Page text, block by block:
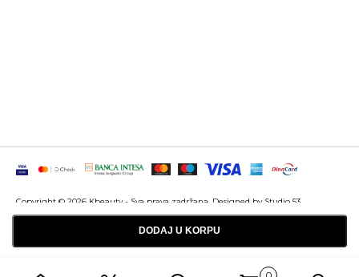
DODAJ U KORPU
Copyright © 2026 Kbeauty - Sva prava zadržana. Designed by Studio 53
Maintenanced by
Izrada sajtova SEO optimizacija